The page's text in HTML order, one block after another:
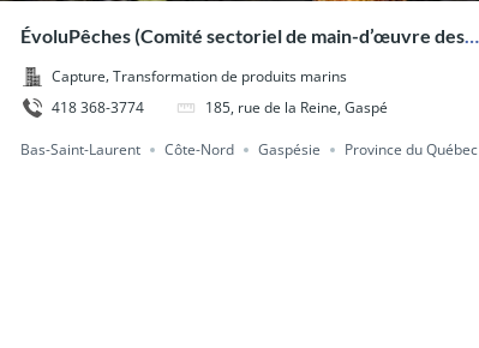
ÉvoluPêches (Comité sectoriel de main-d’œuvre des
pêches maritimes)
Capture,Transformation de produits marins
418 368-3774
185, rue de la Reine, Gaspé
Bas-Saint-Laurent Côte-Nord Gaspésie Province du Québec